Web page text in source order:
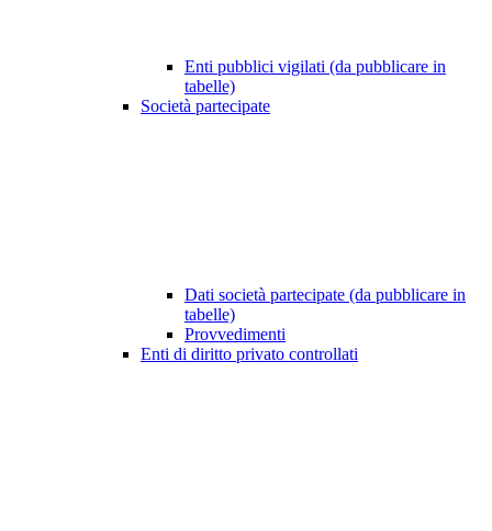
Enti pubblici vigilati (da pubblicare in
tabelle)
Società partecipate
Dati società partecipate (da pubblicare in
tabelle)
Provvedimenti
Enti di diritto privato controllati